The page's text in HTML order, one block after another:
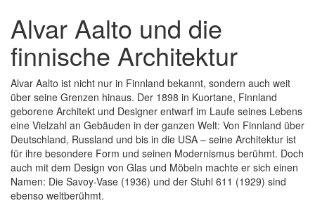
Alvar Aalto und die
finnische Architektur
Alvar Aalto ist nicht nur in Finnland bekannt, sondern auch weit
über seine Grenzen hinaus. Der 1898 in Kuortane, Finnland
geborene Architekt und Designer entwarf im Laufe seines Lebens
eine Vielzahl an Gebäuden in der ganzen Welt: Von Finnland über
Deutschland, Russland und bis in die USA – seine Architektur ist
für ihre besondere Form und seinen Modernismus berühmt. Doch
auch mit dem Design von Glas und Möbeln machte er sich einen
Namen: Die Savoy-Vase (1936) und der Stuhl 611 (1929) sind
ebenso weltberühmt.